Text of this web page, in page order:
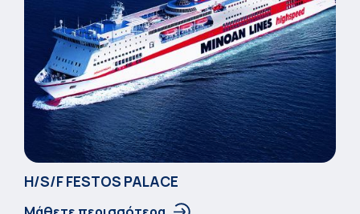
Η/S/F FESTOS PALACΕ